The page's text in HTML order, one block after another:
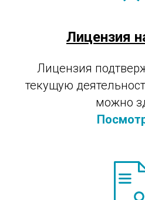
Лицензия
Лицензия
текущую
можно